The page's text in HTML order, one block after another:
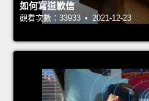
如何寫道歉信
觀看次數：33933 • 2021-12-23